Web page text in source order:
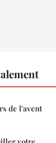
de l'avent